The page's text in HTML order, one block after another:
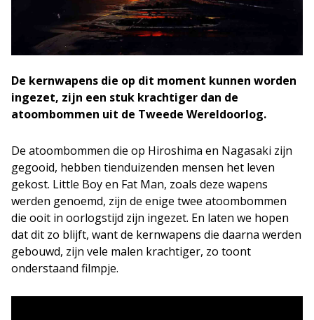
De kernwapens die op dit moment kunnen worden
ingezet, zijn een stuk krachtiger dan de
atoombommen uit de Tweede Wereldoorlog.
De atoombommen die op Hiroshima en Nagasaki zijn
gegooid, hebben tienduizenden mensen het leven
gekost. Little Boy en Fat Man, zoals deze wapens
werden genoemd, zijn de enige twee atoombommen
die ooit in oorlogstijd zijn ingezet. En laten we hopen
dat dit zo blijft, want de kernwapens die daarna werden
gebouwd, zijn vele malen krachtiger, zo toont
onderstaand filmpje.